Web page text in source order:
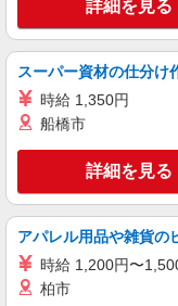
派遣社員
株式会社パソナ・東京
採用
キープ
派遣社員
株式会社パソナ・東京
詳細を見る
スーパー資材の仕分け
時給 1,350円
船橋市
詳細を見る
アパレル用品や雑貨の
時給 1,200円〜
柏市